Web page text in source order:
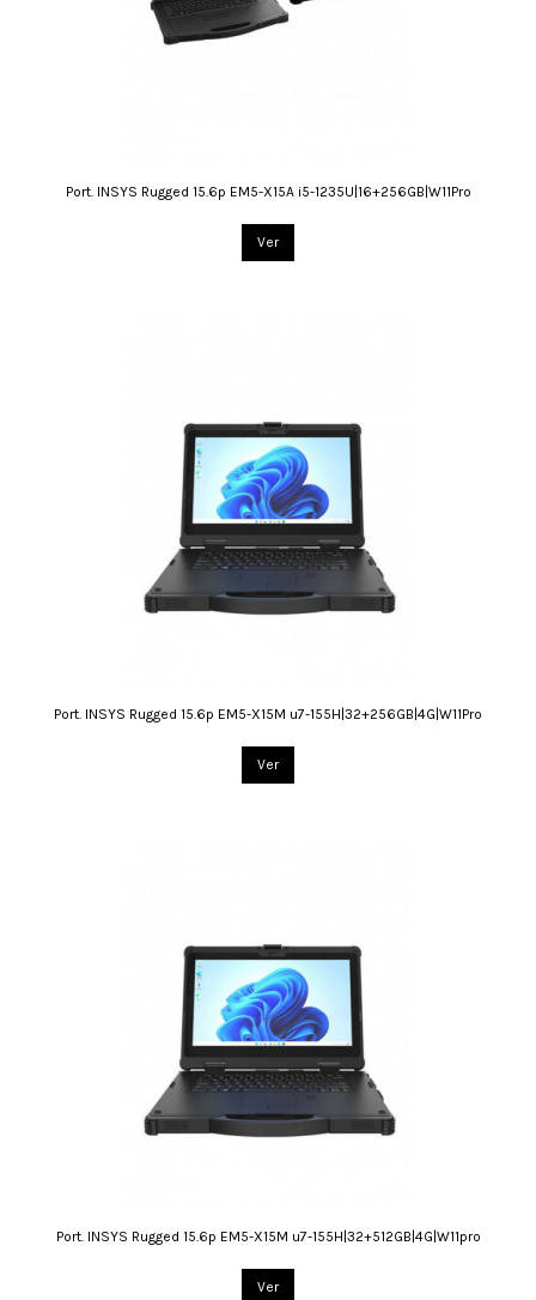
Port. INSYS Rugged 15.6p EM5-X15A i5-1235U|16+256GB|W11Pro
Ver
Port. INSYS Rugged 15.6p EM5-X15M u7-155H|32+256GB|4G|W11Pro
Ver
Port. INSYS Rugged 15.6p EM5-X15M u7-155H|32+512GB|4G|W11pro
Ver